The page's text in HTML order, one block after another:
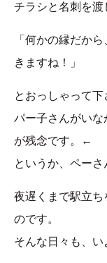
チラシと名刺を渡
「何かの縁だか
きますね！」
とおっしゃって下
パー子さんがい
が残念です。←
というか、ペー
夜遅くまで駅立ち
のです。
そんな日々も、い